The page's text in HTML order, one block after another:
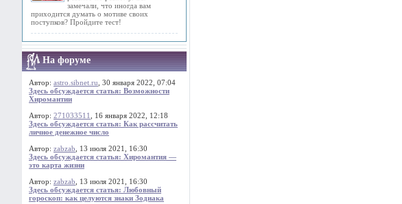
замечали, что иногда вам
приходится думать о мотиве своих
поступков? Пройдите тест!
На форуме
Автор: astro.sibnet.ru , 30 января 2022, 07:04
Здесь обсуждается статья: Возможности
Хиромантии
Автор: 271033511
, 16 января 2022, 12:18
Здесь обсуждается статья: Как рассчитать
личное денежное число
Автор: zabzab , 13 июля 2021, 16:30
Здесь обсуждается статья: Хиромантия —
это карта жизни
Автор: zabzab , 13 июля 2021, 16:30
Здесь обсуждается статья: Любовный
гороскоп: как целуются знаки Зодиака